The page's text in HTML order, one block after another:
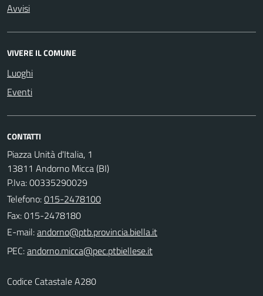
Avvisi
VIVERE IL COMUNE
Luoghi
Eventi
CONTATTI
Piazza Unità d'Italia, 1
13811 Andorno Micca (BI)
P.Iva: 00335290029
Telefono:015-2478100
Fax: 015-2478180
E-mail:
PEC:
Codice Catastale A280